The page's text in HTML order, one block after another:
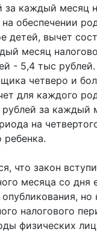
за каждый месяц
обеспечении
детей, вычет
месяц
- 5,4 тыс
четверо и
для каждого
за каждый
на
что закон
месяца со дня
но
налогового
физических